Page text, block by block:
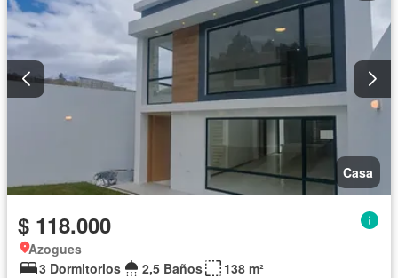
Casa
$ 118.000
Azogues
3 Dormitorios
2,5 Baños
138 m²